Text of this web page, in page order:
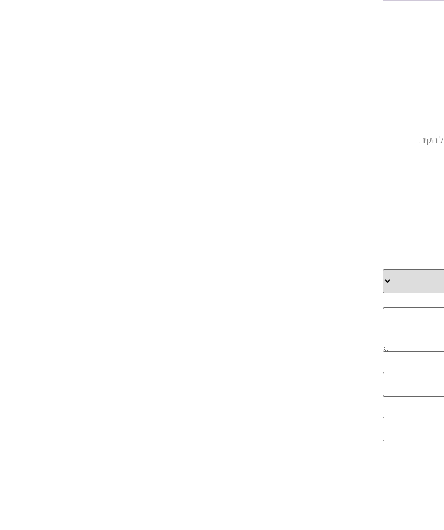
הקיר.